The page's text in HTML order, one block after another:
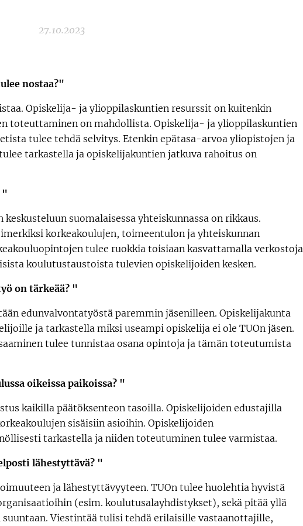
27.10.2023
nostaa?"
Opiskelija- ja ylioppilaskuntien resurssit on kuitenkin
toteuttaminen on mahdollista. Opiskelija- ja ylioppilaskuntien
tulee tehdä selvitys. Etenkin epätasa-arvoa yliopistojen ja
tarkastella ja opiskelijakuntien jatkuva rahoitus on
"
suomalaisessa yhteiskunnassa on rikkaus.
korkeakoulujen, toimeentulon ja yhteiskunnan
tulee ruokkia toisiaan kasvattamalla verkostoja
koulutustaustoista tulevien opiskelijoiden kesken.
on tärkeää? "
edunvalvontatyöstä paremmin jäsenilleen. Opiskelijakunta
ja tarkastella miksi useampi opiskelija ei ole TUOn jäsen.
tulee tunnistaa osana opintoja ja tämän toteutumista
oikeissa paikoissa? "
kaikilla päätöksenteon tasoilla. Opiskelijoiden edustajilla
sisäisiin asioihin. Opiskelijoiden
tarkastella ja niiden toteutuminen tulee varmistaa.
lähestyttävä? "
ja lähestyttävyyteen. TUOn tulee huolehtia hyvistä
(esim. koulutusalayhdistykset), sekä pitää yllä
Viestintää tulisi tehdä erilaisille vastaanottajille,